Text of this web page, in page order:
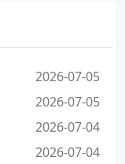
2026-07-05
2026-07-05
2026-07-04
2026-07-04